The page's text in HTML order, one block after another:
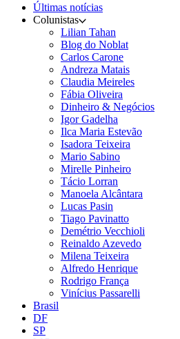
Últimas notícias
Colunistas
Lilian Tahan
Blog do Noblat
Carlos Carone
Andreza Matais
Claudia Meireles
Fábia Oliveira
Dinheiro & Negócios
Igor Gadelha
Ilca Maria Estevão
Isadora Teixeira
Mario Sabino
Mirelle Pinheiro
Tácio Lorran
Manoela Alcântara
Lucas Pasin
Tiago Pavinatto
Demétrio Vecchioli
Reinaldo Azevedo
Milena Teixeira
Alfredo Henrique
Rodrigo França
Vinícius Passarelli
Brasil
DF
SP